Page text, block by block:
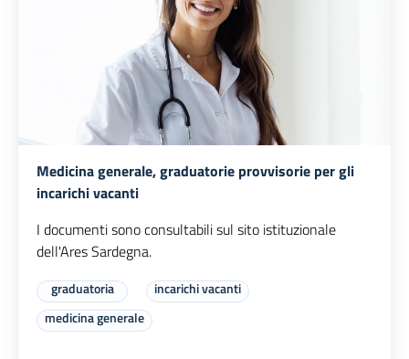
Medicina generale, graduatorie provvisorie per gli
incarichi vacanti
I documenti sono consultabili sul sito istituzionale
dell'Ares Sardegna.
graduatoria
incarichi vacanti
medicina generale